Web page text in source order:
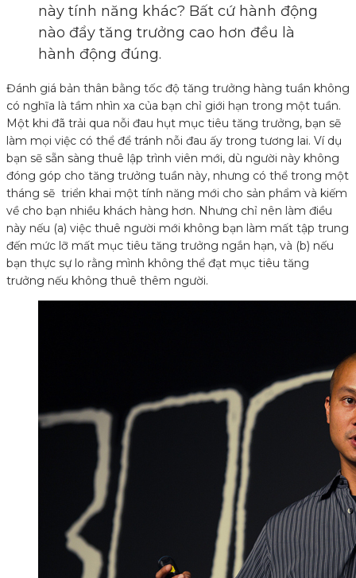
này tính năng khác? Bất cứ hành động
nào đẩy tăng trưởng cao hơn đều là
hành động đúng.
Đánh giá bản thân bằng tốc độ tăng trưởng hàng tuần không
có nghĩa là tầm nhìn xa của bạn chỉ giới hạn trong một tuần.
Một khi đã trải qua nỗi đau hụt mục tiêu tăng trưởng, bạn sẽ
làm mọi việc có thể để tránh nỗi đau ấy trong tương lai. Ví dụ
bạn sẽ sẵn sàng thuê lập trình viên mới, dù người này không
đóng góp cho tăng trưởng tuần này, nhưng có thể trong một
tháng sẽ triển khai một tính năng mới cho sản phẩm và kiếm
về cho bạn nhiều khách hàng hơn. Nhưng chỉ nên làm điều
này nếu (a) việc thuê người mới không bạn làm mất tập trung
đến mức lỡ mất mục tiêu tăng trưởng ngắn hạn, và (b) nếu
bạn thực sự lo rằng mình không thể đạt mục tiêu tăng
trưởng nếu không thuê thêm người.